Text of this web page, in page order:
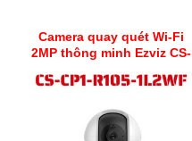
Camera quay quét Wi-Fi
2MP thông minh Ezviz CS-